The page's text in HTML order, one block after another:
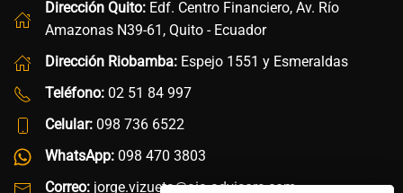
Dirección Quito: Edf. Centro Financiero, Av. Río
Amazonas N39-61, Quito - Ecuador
Dirección Riobamba: Espejo 1551 y Esmeraldas
Teléfono: 02 51 84 997
Celular: 098 736 6522
WhatsApp: 098 470 3803
Correo: jorge.vizueta@aia-advisors.com